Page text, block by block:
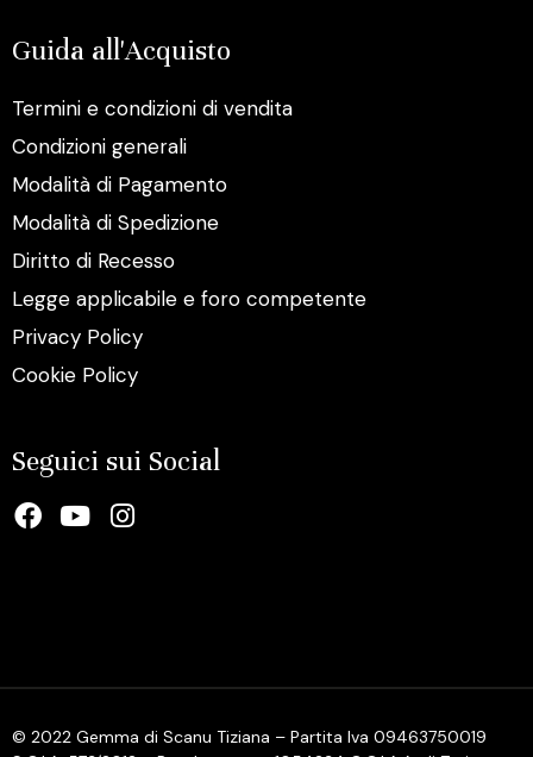
Guida all'Acquisto
Termini e condizioni di vendita
Condizioni generali
Modalità di Pagamento
Modalità di Spedizione
Diritto di Recesso
Legge applicabile e foro competente
Privacy Policy
Cookie Policy
Seguici sui Social
© 2022 Gemma di Scanu Tiziana – Partita Iva 09463750019